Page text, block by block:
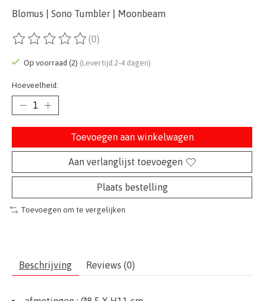
Blomus | Sono Tumbler | Moonbeam
De beoordeling van dit product is
(0)
Op voorraad (2) (Levertijd:2-4 dagen)
Hoeveelheid:
Toevoegen aan winkelwagen
Aan verlanglijst toevoegen
Plaats bestelling
Toevoegen om te vergelijken
Beschrijving Reviews (0)